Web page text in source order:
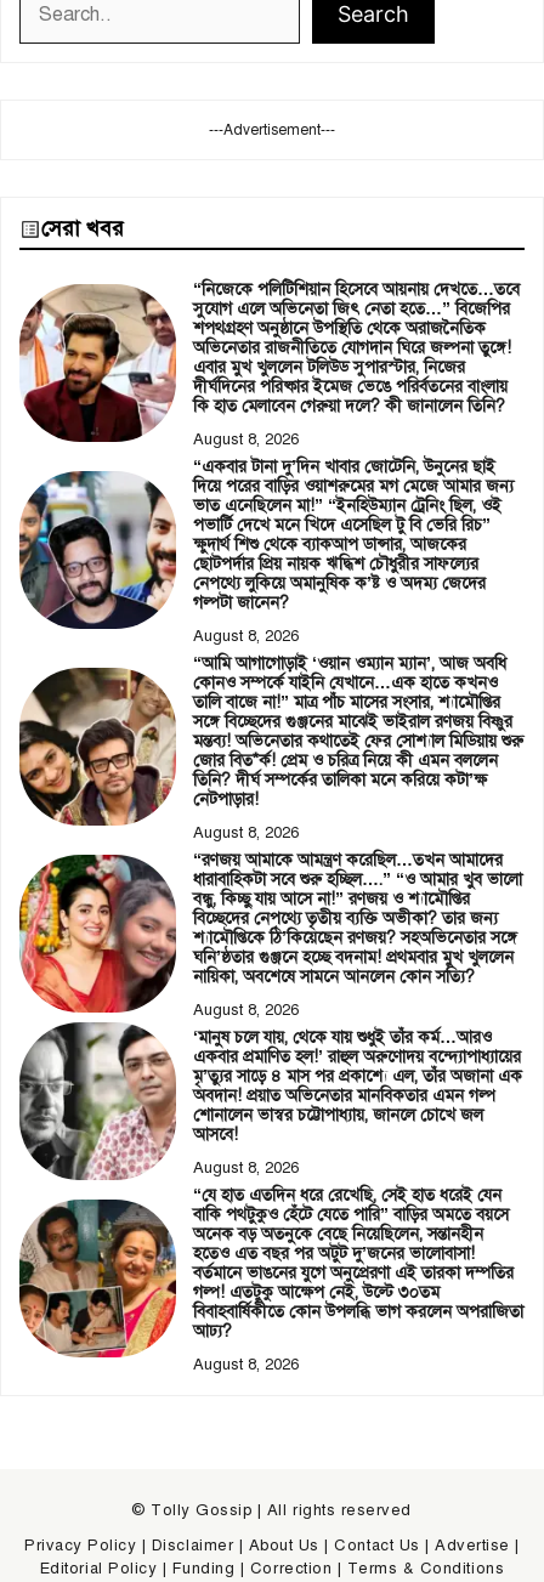
Search
---Advertisement---
সেরা খবর
“নিজেকে পলিটিশিয়ান হিসেবে আয়নায় দেখতে…তবে
সুযোগ এলে অভিনেতা জিৎ নেতা হতে…” বিজেপির
শপথগ্রহণ অনুষ্ঠানে উপস্থিতি থেকে অরাজনৈতিক
অভিনেতার রাজনীতিতে যোগদান ঘিরে জল্পনা তুঙ্গে!
এবার মুখ খুললেন টলিউড সুপারস্টার, নিজের
দীর্ঘদিনের পরিষ্কার ইমেজ ভেঙে পরির্বতনের বাংলায়
কি হাত মেলাবেন গেরুয়া দলে? কী জানালেন তিনি?
August 8, 2026
“একবার টানা দু’দিন খাবার জোটেনি, উনুনের ছাই
দিয়ে পরের বাড়ির ওয়াশরুমের মগ মেজে আমার জন্য
ভাত এনেছিলেন মা!” “ইনহিউম্যান ট্রেনিং ছিল, ওই
পভার্টি দেখে মনে খিদে এসেছিল টু বি ভেরি রিচ”
ক্ষুদার্থ শিশু থেকে ব্যাকআপ ডান্সার, আজকের
ছোটপর্দার প্রিয় নায়ক ঋদ্ধিশ চৌধুরীর সাফল্যের
নেপথ্যে লুকিয়ে অমানুষিক ক’ষ্ট ও অদম্য জেদের
গল্পটা জানেন?
August 8, 2026
“আমি আগাগোড়াই ‘ওয়ান ওম্যান ম্যান’, আজ অবধি
কোনও সম্পর্কে যাইনি যেখানে…এক হাতে কখনও
তালি বাজে না!” মাত্র পাঁচ মাসের সংসার, শ্যামৌপ্তির
সঙ্গে বিচ্ছেদের গুঞ্জনের মাঝেই ভাইরাল রণজয় বিষ্ণুর
মন্তব্য! অভিনেতার কথাতেই ফের সোশ্যাল মিডিয়ায় শুরু
জোর বিত*র্ক! প্রেম ও চরিত্র নিয়ে কী এমন বললেন
তিনি? দীর্ঘ সম্পর্কের তালিকা মনে করিয়ে কটা’ক্ষ
নেটপাড়ার!
August 8, 2026
“রণজয় আমাকে আমন্ত্রণ করেছিল…তখন আমাদের
ধারাবাহিকটা সবে শুরু হচ্ছিল….” “ও আমার খুব ভালো
বন্ধু, কিচ্ছু যায় আসে না!” রণজয় ও শ্যামৌপ্তির
বিচ্ছেদের নেপথ্যে তৃতীয় ব্যক্তি অভীকা? তার জন্য
শ্যামৌপ্তিকে ঠি’কিয়েছেন রণজয়? সহঅভিনেতার সঙ্গে
ঘনি’ষ্ঠতার গুঞ্জনে হচ্ছে বদনাম! প্রথমবার মুখ খুললেন
নায়িকা, অবশেষে সামনে আনলেন কোন সত্যি?
August 8, 2026
‘মানুষ চলে যায়, থেকে যায় শুধুই তাঁর কর্ম…আরও
একবার প্রমাণিত হল!’ রাহুল অরুণোদয় বন্দ্যোপাধ্যায়ের
মৃ’ত্যুর সাড়ে ৪ মাস পর প্রকাশ্যে এল, তাঁর অজানা এক
অবদান! প্রয়াত অভিনেতার মানবিকতার এমন গল্প
শোনালেন ভাস্বর চট্টোপাধ্যায়, জানলে চোখে জল
আসবে!
August 8, 2026
“যে হাত এতদিন ধরে রেখেছি, সেই হাত ধরেই যেন
বাকি পথটুকুও হেঁটে যেতে পারি” বাড়ির অমতে বয়সে
অনেক বড় অতনুকে বেছে নিয়েছিলেন, সন্তানহীন
হতেও এত বছর পর অটুট দু’জনের ভালোবাসা!
বর্তমানে ভাঙনের যুগে অনুপ্রেরণা এই তারকা দম্পতির
গল্প! এতটুকু আক্ষেপ নেই, উল্টে ৩০তম
বিবাহবার্ষিকীতে কোন উপলব্ধি ভাগ করলেন অপরাজিতা
আঢ্য?
August 8, 2026
© Tolly Gossip | All rights reserved
Privacy Policy | Disclaimer| About Us |Contact Us |Advertise |
Editorial Policy | Funding | Correction | Terms & Conditions